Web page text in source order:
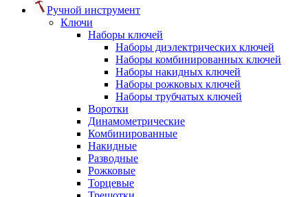
Ручной инструмент
Ключи
Наборы ключей
Наборы диэлектрических ключей
Наборы комбинированных ключей
Наборы накидных ключей
Наборы рожковых ключей
Наборы трубчатых ключей
Воротки
Динамометрические
Комбинированные
Накидные
Разводные
Рожковые
Торцевые